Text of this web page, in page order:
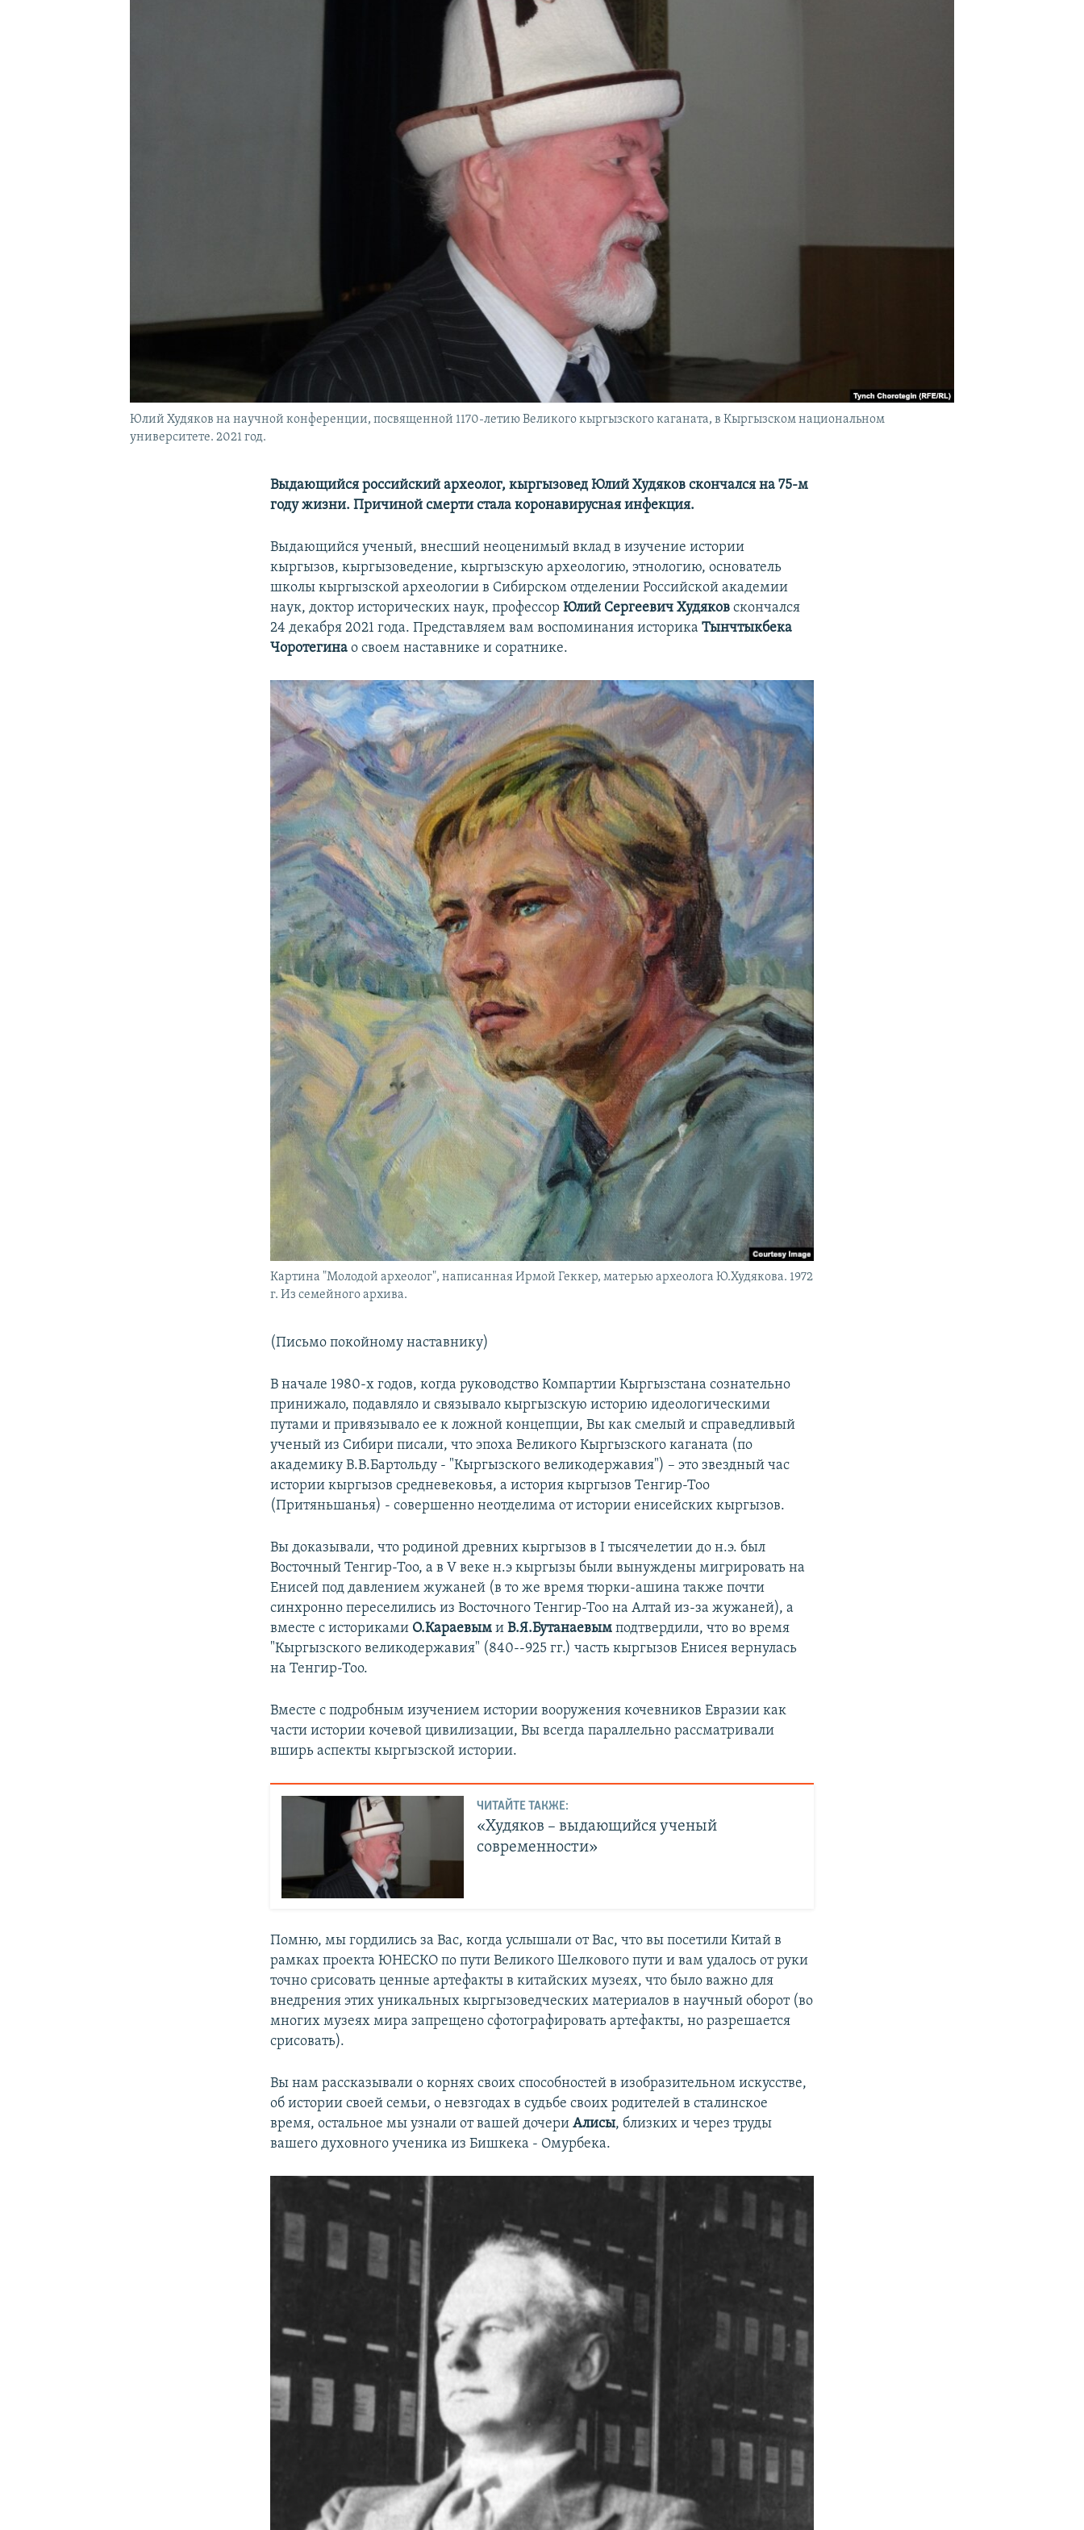
Юлий Худяков на научной конференции, посвященной 1170-летию Великого кыргызского каганата, в Кыргызском национальном
университете. 2021 год.
Выдающийся российский археолог, кыргызовед Юлий Худяков скончался на 75-м
году жизни. Причиной смерти стала коронавирусная инфекция.
Выдающийся ученый, внесший неоценимый вклад в изучение истории
кыргызов, кыргызоведение, кыргызскую археологию, этнологию, основатель
школы кыргызской археологии в Сибирском отделении Российской академии
наук, доктор исторических наук, профессорЮлий Сергеевич Худяковскончался
24 декабря 2021 года. Представляем вам воспоминания историкаТынчтыкбека
Чоротегина о своем наставнике и соратнике.
Картина "Молодой археолог", написанная Ирмой Геккер, матерью археолога Ю.Худякова. 1972
г. Из семейного архива.
(Письмо покойному наставнику)
В начале 1980-х годов, когда руководство Компартии Кыргызстана сознательно
принижало, подавляло и связывало кыргызскую историю идеологическими
путами и привязывало ее к ложной концепции, Вы как смелый и справедливый
ученый из Сибири писали, что эпоха Великого Кыргызского каганата (по
академику В.В.Бартольду - "Кыргызского великодержавия") – это звездный час
истории кыргызов средневековья, а история кыргызов Тенгир-Тоо
(Притяньшанья) - совершенно неотделима от истории енисейских кыргызов.
Вы доказывали, что родиной древних кыргызов в I тысячелетии до н.э. был
Восточный Тенгир-Тоо, а в V веке н.э кыргызы были вынуждены мигрировать на
Енисей под давлением жужаней (в то же время тюрки-ашина также почти
синхронно переселились из Восточного Тенгир-Тоо на Алтай из-за жужаней), а
вместе с историками О.Караевым иВ.Я.Бутанаевым подтвердили, что во время
"Кыргызского великодержавия" (840--925 гг.) часть кыргызов Енисея вернулась
на Тенгир-Тоо.
Вместе с подробным изучением истории вооружения кочевников Евразии как
части истории кочевой цивилизации, Вы всегда параллельно рассматривали
вширь аспекты кыргызской истории.
ЧИТАЙТЕ ТАКЖЕ:
«Худяков – выдающийся ученый
современности»
Помню, мы гордились за Вас, когда услышали от Вас, что вы посетили Китай в
рамках проекта ЮНЕСКО по пути Великого Шелкового пути и вам удалось от руки
точно срисовать ценные артефакты в китайских музеях, что было важно для
внедрения этих уникальных кыргызоведческих материалов в научный оборот (во
многих музеях мира запрещено сфотографировать артефакты, но разрешается
срисовать).
Вы нам рассказывали о корнях своих способностей в изобразительном искусстве,
об истории своей семьи, о невзгодах в судьбе своих родителей в сталинское
время, остальное мы узнали от вашей дочериАлисы, близких и через труды
вашего духовного ученика из Бишкека - Омурбека.